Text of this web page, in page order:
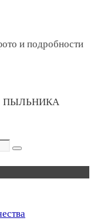
и подробности
ПЫЛЬНИКА
Поиск